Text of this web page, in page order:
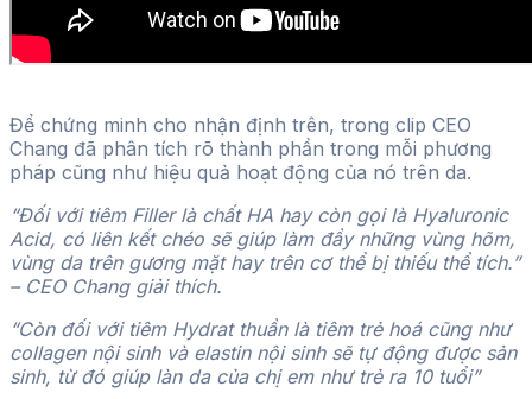
Để chứng minh cho nhận định trên, trong clip CEO
Chang đã phân tích rõ thành phần trong mỗi phương
pháp cũng như hiệu quả hoạt động của nó trên da.
“Đối với tiêm Filler là chất HA hay còn gọi là Hyaluronic
Acid, có liên kết chéo sẽ giúp làm đầy những vùng hõm,
vùng da trên gương mặt hay trên cơ thể bị thiếu thể tích.”
– CEO Chang giải thích.
“Còn đối với tiêm Hydrat thuần là tiêm trẻ hoá cũng như
collagen nội sinh và elastin nội sinh sẽ tự động được sản
sinh, từ đó giúp làn da của chị em như trẻ ra 10 tuổi”